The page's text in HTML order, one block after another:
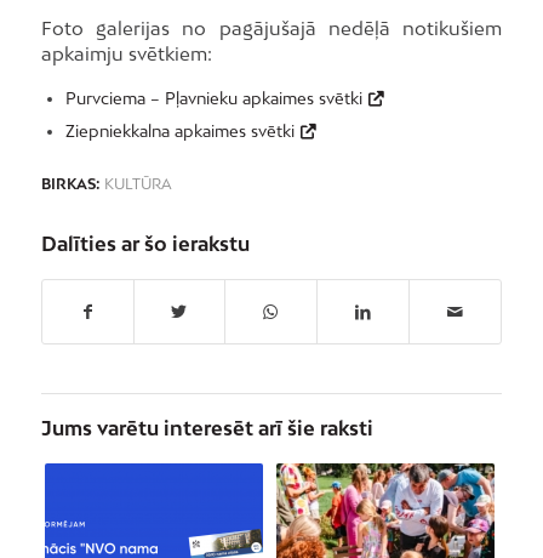
Foto galerijas no pagājušajā nedēļā notikušiem
apkaimju svētkiem:
Purvciema – Pļavnieku apkaimes svētki
Ziepniekkalna apkaimes svētki
BIRKAS: KULTŪRA
Dalīties ar šo ierakstu
Jums varētu interesēt arī šie raksti